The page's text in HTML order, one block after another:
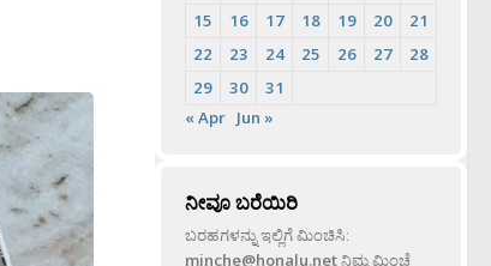
15
16 17 18 19 20
21
22
23 24 25 26 27
28
29
30
31
« Apr Jun »
ನೀವೂ ಬರೆಯಿರಿ
ಬರಹಗಳನ್ನು ಇಲ್ಲಿಗೆ ಮಿಂಚಿಸಿ:
minche@honalu.netನಿಮ್ಮ ಮಿಂಚೆ